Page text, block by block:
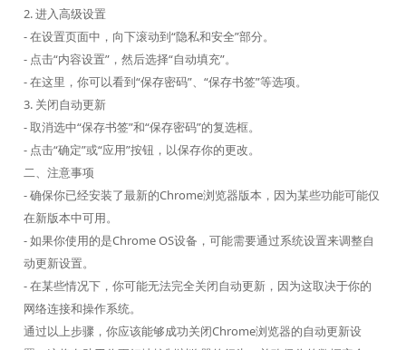
2. 进入高级设置
- 在设置页面中，向下滚动到“隐私和安全”部分。
- 点击“内容设置”，然后选择“自动填充”。
- 在这里，你可以看到“保存密码”、“保存书签”等选项。
3. 关闭自动更新
- 取消选中“保存书签”和“保存密码”的复选框。
- 点击“确定”或“应用”按钮，以保存你的更改。
二、注意事项
- 确保你已经安装了最新的Chrome浏览器版本，因为某些功能可能仅
在新版本中可用。
- 如果你使用的是Chrome OS设备，可能需要通过系统设置来调整自
动更新设置。
- 在某些情况下，你可能无法完全关闭自动更新，因为这取决于你的
网络连接和操作系统。
通过以上步骤，你应该能够成功关闭Chrome浏览器的自动更新设